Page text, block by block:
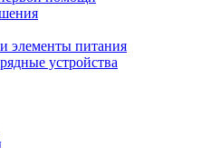
элементы питания
устройства